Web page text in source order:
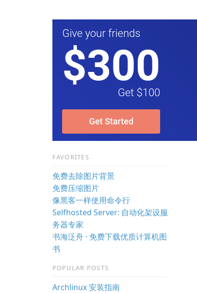
FAVORITES
免费去除图片背景
免费压缩图片
像黑客一样使用命令行
Selfhosted Server: 自动化架设服
务器专家
书海泛舟 · 免费下载优质计算机图
书
POPULAR POSTS
Archlinux 安装指南